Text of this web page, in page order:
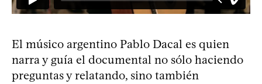
El músico argentino Pablo Dacal es quien
narra y guía el documental no sólo haciendo
preguntas y relatando, sino también